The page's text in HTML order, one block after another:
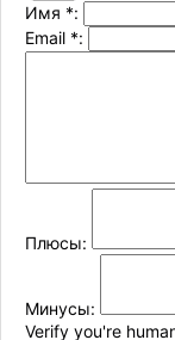
Имя *:
Email *:
Плюсы:
Минусы:
Verify you're